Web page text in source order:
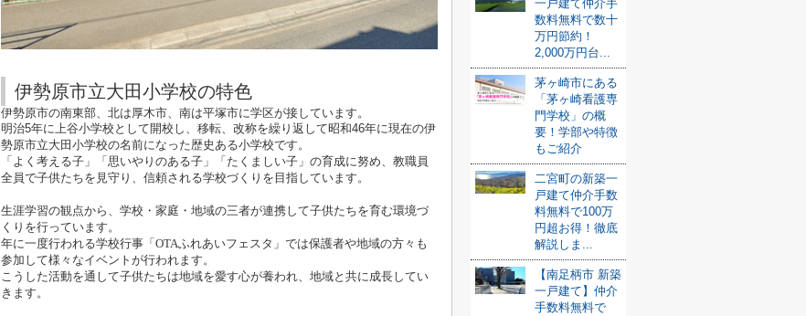
伊勢原市立大田小学校の特色
伊勢原市の南東部、北は厚木市、南は平塚市に学区が接しています。
明治5年に上谷小学校として開校し、移転、改称を繰り返して昭和46年に現在の伊
勢原市立大田小学校の名前になった歴史ある小学校です。
「よく考える子」「思いやりのある子」「たくましい子」の育成に努め、教職員
全員で子供たちを見守り、信頼される学校づくりを目指しています。
生涯学習の観点から、学校・家庭・地域の三者が連携して子供たちを育む環境づ
くりを行っています。
年に一度行われる学校行事「OTAふれあいフェスタ」では保護者や地域の方々も
参加して様々なイベントが行われます。
こうした活動を通して子供たちは地域を愛す心が養われ、地域と共に成長してい
きます。
一戸建て仲介手
数料無料で数十
万円節約！
2,000万円台...
茅ヶ崎市にある
「茅ヶ崎看護専
門学校」の概
要！学部や特徴
もご紹介
二宮町の新築一
戸建て仲介手数
料無料で100万
円超お得！徹底
解説しま...
【南足柄市 新築
一戸建て】仲介
手数料無料で